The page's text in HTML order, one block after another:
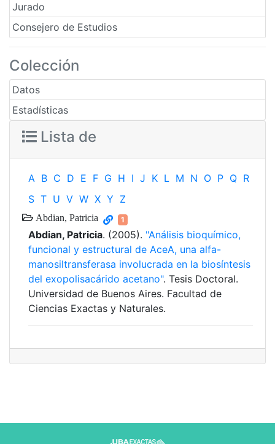
Jurado
Consejero de Estudios
Colección
Datos
Estadísticas
Lista de
A B C D E F G H I J K L M N O P Q R
S T U V W X Y Z
Abdian, Patricia 1
Abdian, Patricia. (2005). "Análisis bioquímico,
funcional y estructural de AceA, una alfa-
manosiltransferasa involucrada en la biosíntesis
del exopolisacárido acetano". Tesis Doctoral.
Universidad de Buenos Aires. Facultad de
Ciencias Exactas y Naturales.